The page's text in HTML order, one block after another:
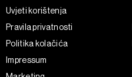
Uvjeti korištenja
Pravila privatnosti
Politika kolačića
Impressum